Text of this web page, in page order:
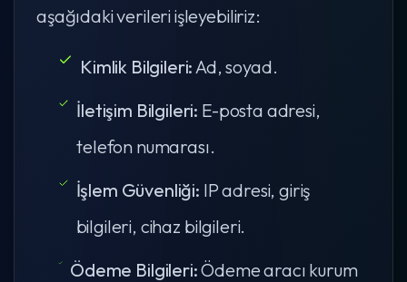
aşağıdaki verileri işleyebiliriz:
Kimlik Bilgileri: Ad, soyad.
İletişim Bilgileri: E-posta adresi,
telefon numarası.
İşlem Güvenliği: IP adresi, giriş
bilgileri, cihaz bilgileri.
Ödeme Bilgileri:Ödeme aracı kurum